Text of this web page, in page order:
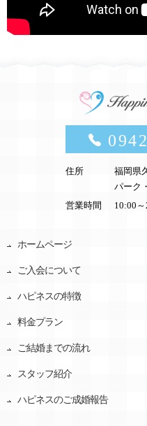
住所
福岡県
パーク
営業時間
10:00
ホームページ
ご入会について
ハピネスの特徴
料金プラン
ご結婚までの流れ
スタッフ紹介
ハピネスのご成婚報告